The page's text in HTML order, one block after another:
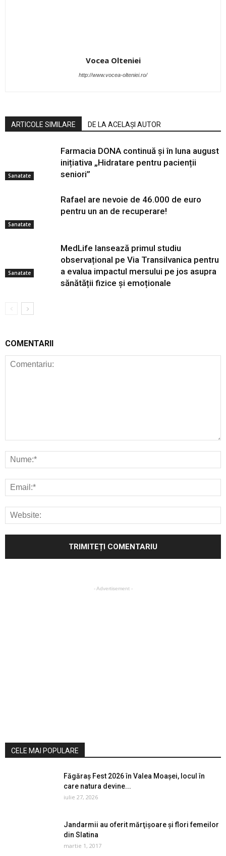
Vocea Olteniei
http://www.vocea-olteniei.ro/
ARTICOLE SIMILARE DE LA ACELAȘI AUTOR
Sanatate
Farmacia DONA continuă și în luna august
inițiativa „Hidratare pentru pacienții
seniori”
Sanatate
Rafael are nevoie de 46.000 de euro
pentru un an de recuperare!
Sanatate
MedLife lansează primul studiu
observațional pe Via Transilvanica pentru
a evalua impactul mersului pe jos asupra
sănătății fizice și emoționale
COMENTARII
- Advertisement -
CELE MAI POPULARE
Făgăraș Fest 2026 în Valea Moașei, locul în
care natura devine...
iulie 27, 2026
Jandarmii au oferit mărţişoare şi flori femeilor
din Slatina
martie 1, 2017